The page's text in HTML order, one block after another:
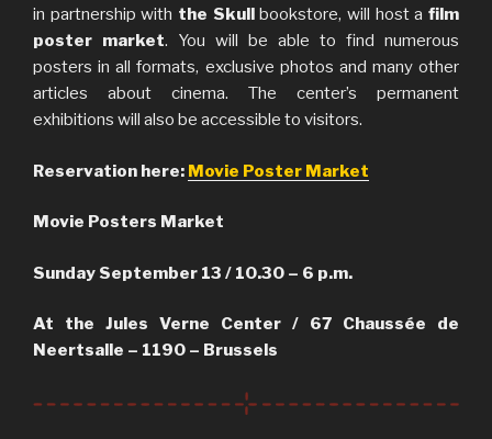
in partnership with the Skullbookstore, will host afilm
poster market. You will be able to find numerous
posters in all formats, exclusive photos and many other
articles about cinema. The center’s permanent
exhibitions will also be accessible to visitors.
Reservation here: Movie Poster Market
Movie Posters Market
Sunday September 13 / 10.30 – 6 p.m.
At the Jules Verne Center / 67 Chaussée de
Neertsalle – 1190 – Brussels